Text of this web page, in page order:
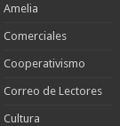
Amelia
Comerciales
Cooperativismo
Correo de Lectores
Cultura